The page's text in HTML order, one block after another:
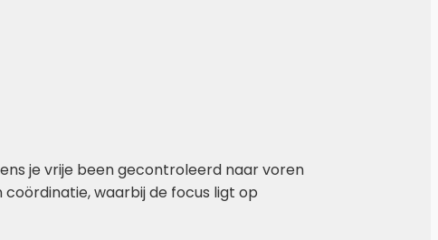
je vrije been gecontroleerd naar voren
waarbij de focus ligt op